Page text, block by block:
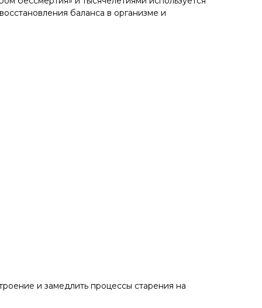
баланса в организме и
и замедлить процессы старения на